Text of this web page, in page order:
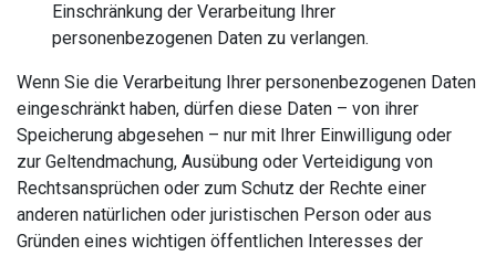
Einschränkung der Verarbeitung Ihrer
personenbezogenen Daten zu verlangen.
Wenn Sie die Verarbeitung Ihrer personenbezogenen Daten
eingeschränkt haben, dürfen diese Daten – von ihrer
Speicherung abgesehen – nur mit Ihrer Einwilligung oder
zur Geltendmachung, Ausübung oder Verteidigung von
Rechtsansprüchen oder zum Schutz der Rechte einer
anderen natürlichen oder juristischen Person oder aus
Gründen eines wichtigen öffentlichen Interesses der